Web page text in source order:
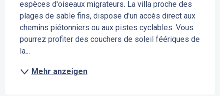
espèces d'oiseaux migrateurs. La villa proche des
plages de sable fins, dispose d'un accès direct aux
chemins piétonniers ou aux pistes cyclables. Vous
pourrez profiter des couchers de soleil féériques de
la...
Mehr anzeigen